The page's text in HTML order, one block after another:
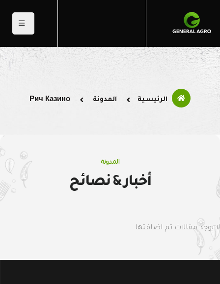
الرئيسية المدونة
المدونة
أخبار & نصائح
لا يوجد مقالات تم اضافتها